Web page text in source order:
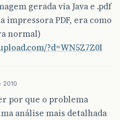
gerada via Java e .pdf
impressora PDF, era como
normal)
?d=WN5Z7Z0I
2010
por que o problema
análise mais detalhada